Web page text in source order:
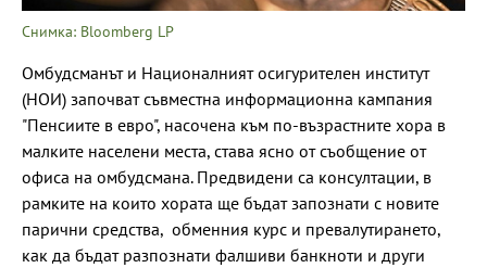
Снимка: Bloomberg LP
Омбудсманът и Националният осигурителен институт
(НОИ) започват съвместна информационна кампания
"Пенсиите в евро", насочена към по-възрастните хора в
малките населени места, става ясно от съобщение от
офиса на омбудсмана. Предвидени са консултации, в
рамките на които хората ще бъдат запознати с новите
парични средства, обменния курс и превалутирането,
как да бъдат разпознати фалшиви банкноти и други